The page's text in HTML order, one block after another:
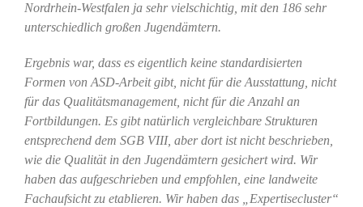
Nordrhein-Westfalen ja sehr vielschichtig, mit den 186 sehr
unterschiedlich großen Jugendämtern.
Ergebnis war, dass es eigentlich keine standardisierten
Formen von ASD-Arbeit gibt, nicht für die Ausstattung, nicht
für das Qualitätsmanagement, nicht für die Anzahl an
Fortbildungen. Es gibt natürlich vergleichbare Strukturen
entsprechend dem SGB VIII, aber dort ist nicht beschrieben,
wie die Qualität in den Jugendämtern gesichert wird. Wir
haben das aufgeschrieben und empfohlen, eine landweite
Fachaufsicht zu etablieren. Wir haben das „Expertisecluster“